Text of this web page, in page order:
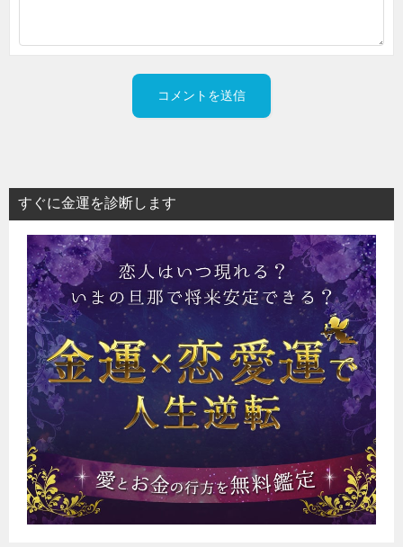
すぐに金運を診断します